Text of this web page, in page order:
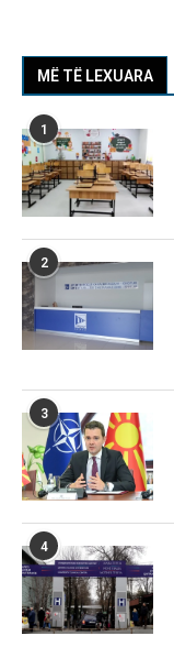
MË TË LEXUARA
1
2
3
4